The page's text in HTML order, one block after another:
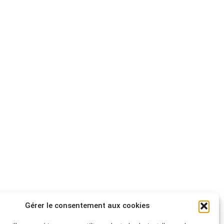
Gérer le consentement aux cookies